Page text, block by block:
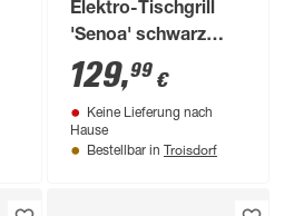
Elektro-Tischgrill
'Senoa' schwarz
3000 W 41 x 24 x 62
cm
129,99 €
Keine Lieferung nach
Hause
Bestellbar in Troisdorf